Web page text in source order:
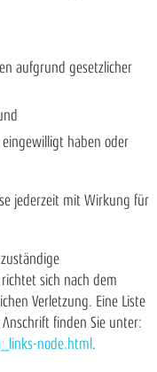
aufgrund gesetzlicher
haben oder
jederzeit mit Wirkung für
sich nach dem
Verletzung. Eine Liste
finden Sie unter:
node.html.